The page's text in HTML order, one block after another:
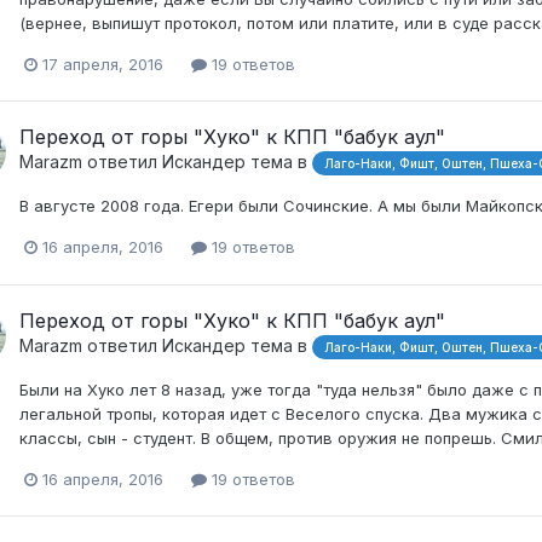
(вернее, выпишут протокол, потом или платите, или в суде
17 апреля, 2016 19 ответов
Переход от горы "Хуко" к КПП "бабук аул"
Marazm ответил Искандер тема в Лаго-Наки, Фишт, Оштен, Пшеха-
В августе 2008 года. Егери были Сочинские. А мы были
16 апреля, 2016 19 ответов
Переход от горы "Хуко" к КПП "бабук аул"
Marazm ответил Искандер тема в Лаго-Наки, Фишт, Оштен, Пшеха-
Были на Хуко лет 8 назад, уже тогда "туда нельзя" было даже
легальной тропы, которая идет с Веселого спуска. Два
классы, сын - студент. В общем, против оружия не попрешь.
16 апреля, 2016 19 ответов